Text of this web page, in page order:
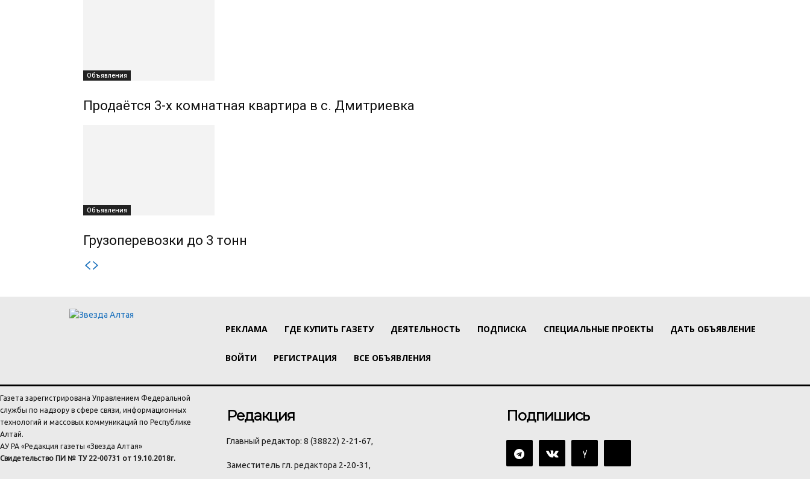
Объявления
Продаётся 3-х комнатная квартира в с. Дмитриевка
Объявления
Грузоперевозки до 3 тонн
РЕКЛАМА ГДЕ КУПИТЬ ГАЗЕТУ ДЕЯТЕЛЬНОСТЬ ПОДПИСКА СПЕЦИАЛЬНЫЕ ПРОЕКТЫ ДАТЬ ОБЪЯВЛЕНИЕ
ВОЙТИ РЕГИСТРАЦИЯ ВСЕ ОБЪЯВЛЕНИЯ
Газета зарегистрирована Управлением Федеральной
службы по надзору в сфере связи, информационных
технологий и массовых коммуникаций по Республике
Алтай.
АУ РА «Редакция газеты «Звезда Алтая»
Свидетельство ПИ № ТУ 22-00731 от 19.10.2018г.
Редакция
Главный редактор: 8 (38822) 2-21-67,
Заместитель гл. редактора 2-20-31,
Подпишись